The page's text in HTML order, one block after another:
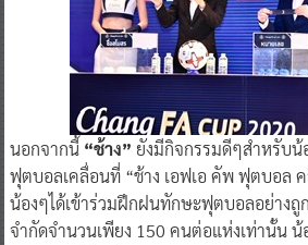
นอกจากนี้ “ช้าง” ยังมีกิจกรรมดีๆสำหรับ
ฟุตบอลเคลื่อนที่ “ช้าง เอฟเอ คัพ ฟุตบอล
น้องๆได้เข้าร่วมฝึกฝนทักษะฟุตบอลอย่างถู
จำกัดจำนวนเพียง 150 คนต่อแห่งเท่านั้น น้